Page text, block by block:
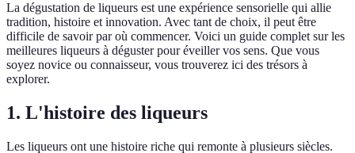
La dégustation de liqueurs est une expérience sensorielle qui allie
tradition, histoire et innovation. Avec tant de choix, il peut être
difficile de savoir par où commencer. Voici un guide complet sur les
meilleures liqueurs à déguster pour éveiller vos sens. Que vous
soyez novice ou connaisseur, vous trouverez ici des trésors à
explorer.
1. L'histoire des liqueurs
Les liqueurs ont une histoire riche qui remonte à plusieurs siècles.